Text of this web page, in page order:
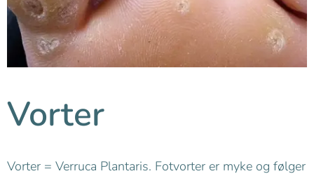
Vorter
Vorter = Verruca Plantaris. Fotvorter er myke og følger